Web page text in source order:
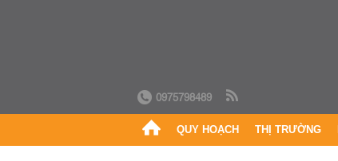
0975798489
QUY HOẠCH THỊ TRƯỜNG